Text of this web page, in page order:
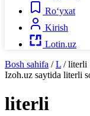
Ro‘yxat
Kirish
Lotin.uz
Bosh sahifa / L / literli
Izoh.uz saytida literli
literli